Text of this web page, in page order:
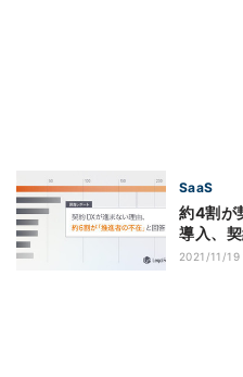
SaaS
約4割が
導入、
2021/11/19